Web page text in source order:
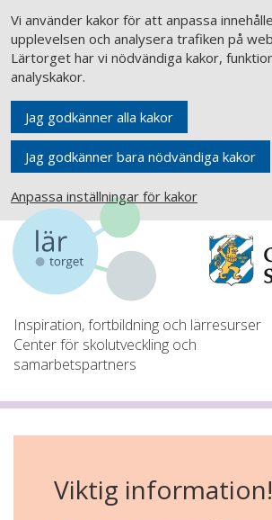
Vi använder kakor för att anpassa
upplevelsen och analysera trafiken på
Lärtorget har vi nödvändiga kakor,
analyskakor.
Jag godkänner alla kakor
Jag godkänner bara nödvändiga kakor
Anpassa inställningar för kakor
Inspiration, fortbildning och lärresurser
Center för skolutveckling och
samarbetspartners
Viktig information!